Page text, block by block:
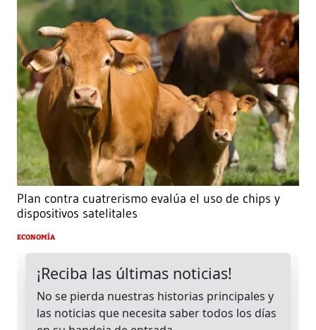
Plan contra cuatrerismo evalúa el uso de chips y
dispositivos satelitales
ECONOMÍA